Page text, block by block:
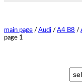
main page / Audi / A4 B8 /
page 1